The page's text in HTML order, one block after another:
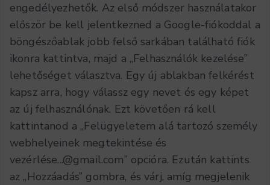
engedélyezhetők. Az első módszer használatakor
először be kell jelentkezned a Google-fiókoddal a
böngészőablak jobb felső sarkában található fiók
ikonra kattintva, majd a „Felhasználók kezelése”
lehetőséget választva. Egy új ablakban felkérést
kapsz arra, hogy válassz egy nevet és egy képet
az új felhasználónak. Ezt követően rá kell
kattintanod a „Felügyeletem alá tartozó személy
webhelyeinek megtekintése és
vezérlése...@gmail.com” opcióra. Ezután kattints
az „Hozzáadás” gombra, és várj, amíg megjelenik